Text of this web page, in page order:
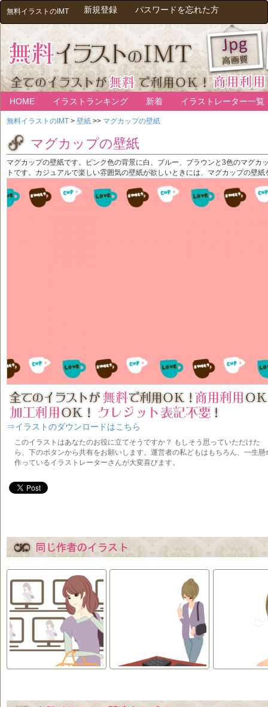
無料イラストのIMT 新規登録 パスワードを忘れた方
HOME イラストランキング 新着 イラストレーター一覧
無料イラストのIMT > 壁紙 >> マグカップの壁紙
マグカップの壁紙
マグカップの壁紙です。ピンク色の背景に白、ブルー、ブラウンと3色のマグカ
トです。カジュアルで楽しい雰囲気の壁紙が欲しいときには、マグカップの壁
⇒イラストのダウンロードはこちら